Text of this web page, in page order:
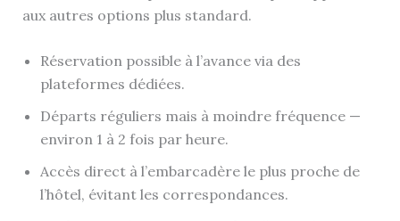
aux autres options plus standard.
Réservation possible à l’avance via des
plateformes dédiées.
Départs réguliers mais à moindre fréquence —
environ 1 à 2 fois par heure.
Accès direct à l’embarcadère le plus proche de
l’hôtel, évitant les correspondances.